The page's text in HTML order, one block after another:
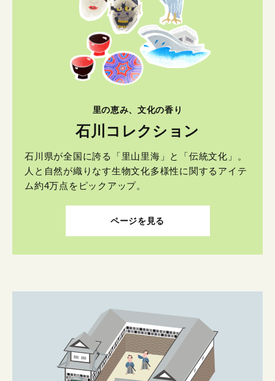
里の恵み、文化の香り
石川コレクション
石川県が全国に誇る「里山里海」と「伝統文化」。
人と自然が織りなす生物文化多様性に関するアイテ
ム約4万点をピックアップ。
ページを見る